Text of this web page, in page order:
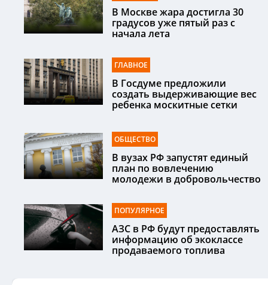
В Москве жара достигла 30
градусов уже пятый раз с
начала лета
ГЛАВНОЕ
В Госдуме предложили
создать выдерживающие вес
ребенка москитные сетки
ОБЩЕСТВО
В вузах РФ запустят единый
план по вовлечению
молодежи в добровольчество
ПОПУЛЯРНОЕ
АЗС в РФ будут предоставлять
информацию об экоклассе
продаваемого топлива